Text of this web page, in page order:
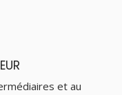
et au